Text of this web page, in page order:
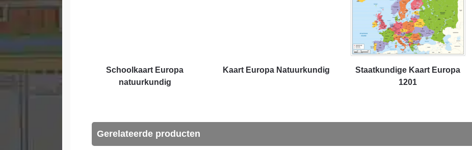
Schoolkaart Europa
natuurkundig
Kaart Europa Natuurkundig
Staatkundige Kaart Europa
1201
Gerelateerde producten